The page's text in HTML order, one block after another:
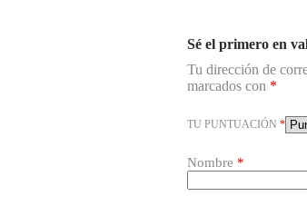
Sé el primero en
Tu dirección de
marcados con *
TU PUNTUACIÓN *
Nombre *